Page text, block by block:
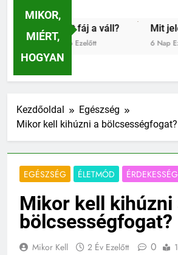
MIKOR,
MIÉRT,
HOGYAN
Miért fáj a váll?
4 Nap Ezelőtt
Mit jelent az
6 Nap Ezelőtt
Kezdőoldal
Egészség
Mikor kell kihúzni a bölcsességfogat?
EGÉSZSÉG ÉLETMÓD
Mikor kell kihúzni
bölcsességfogat?
Mikor Kell 2 Év Ezelőtt 0